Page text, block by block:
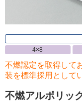
4×8
不燃認定を取得して
装を標準採用として
不燃アルポリッ